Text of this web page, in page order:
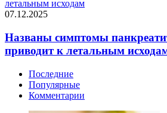
летальным исходам
07.12.2025
Названы симптомы
приводит к летальным
Последние
Популярные
Комментарии